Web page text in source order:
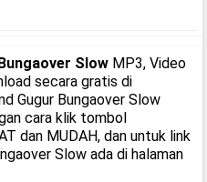
Slow MP3, Video
secara gratis di
Gugur Bungaover Slow
cara klik tombol
dan MUDAH, dan untuk link
Slow ada di halaman